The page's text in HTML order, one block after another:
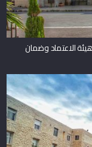
الاعتماد وضمان